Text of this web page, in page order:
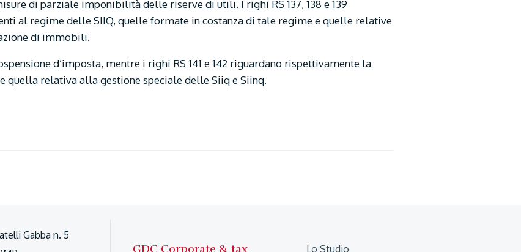
di parziale imponibilità delle riserve di utili. I righi RS 137, 138 e 139
al regime delle SIIQ, quelle formate in costanza di tale regime e quelle relative
di immobili.
d’imposta, mentre i righi RS 141 e 142 riguardano rispettivamente la
quella relativa alla gestione speciale delle Siiq e Siinq.
Gabba n. 5
GDC Corporate & tax Lo Studio